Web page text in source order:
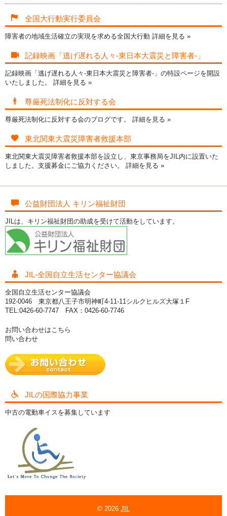
全国大行動実行委員会
障害者の地域生活確立の実現を求める全国大行動 詳細を見る »
記録映画「逃げ遅れる人々-東日本大震災と障害者-」
記録映画「逃げ遅れる人々-東日本大震災と障害者-」の特設ページを開設
いたしました。 詳細を見る »
尊厳死法制化に反対する会
尊厳死法制化に反対する会のブログです。 詳細を見る »
東北関東大震災障害者救援本部
東北関東大震災障害者救援本部を設立し、東京事務局をJIL内に設置いた
しました。支援募金にご協力ください。 詳細を見る »
公益財団法人 キリン福祉財団
JILは、キリン福祉財団の助成を受けて活動をしています。
JIL-全国自立生活センター協議会
全国自立生活センター協議会
192-0046 東京都八王子市明神町4-11-11シルクヒルズ大塚１F
TEL:0426-60-7747 FAX：0426-60-7746
お問い合わせはこちら
問い合わせ
JILの国際協力事業
中古の電動車イスを募集しています
© 2026 JIL